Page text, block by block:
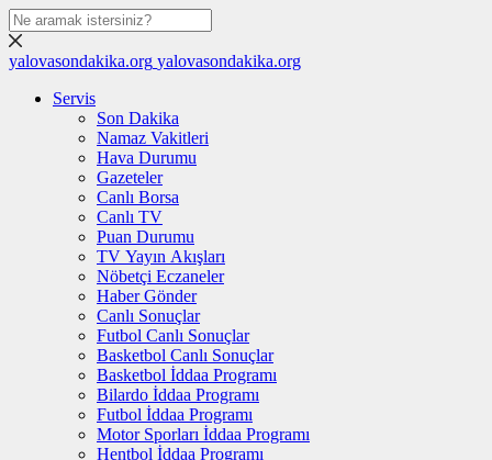
yalovasondakika.org yalovasondakika.org
Servis
Son Dakika
Namaz Vakitleri
Hava Durumu
Gazeteler
Canlı Borsa
Canlı TV
Puan Durumu
TV Yayın Akışları
Nöbetçi Eczaneler
Haber Gönder
Canlı Sonuçlar
Futbol Canlı Sonuçlar
Basketbol Canlı Sonuçlar
Basketbol İddaa Programı
Bilardo İddaa Programı
Futbol İddaa Programı
Motor Sporları İddaa Programı
Hentbol İddaa Programı